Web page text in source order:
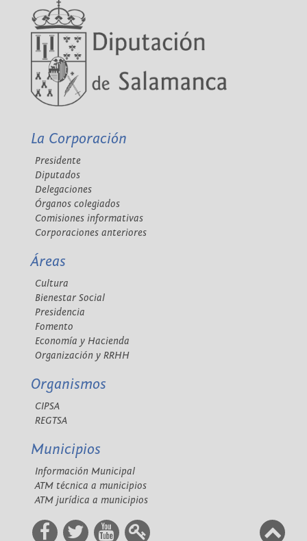
La Corporación
Presidente
Diputados
Delegaciones
Órganos colegiados
Comisiones informativas
Corporaciones anteriores
Áreas
Cultura
Bienestar Social
Presidencia
Fomento
Economía y Hacienda
Organización y RRHH
Organismos
CIPSA
REGTSA
Municipios
Información Municipal
ATM técnica a municipios
ATM jurídica a municipios